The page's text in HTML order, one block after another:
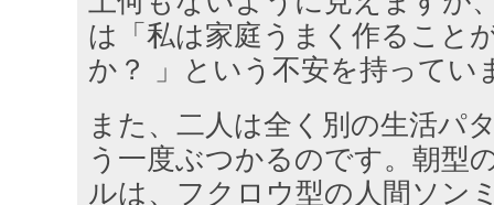
は「私は家庭うまく作ること
か？ 」という不安を持ってい
また、二人は全く別の生活パ
う一度ぶつかるのです。朝型
ルは、フクロウ型の人間ソン